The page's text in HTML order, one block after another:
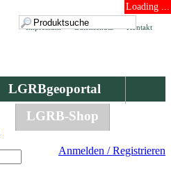
Loading ...
Kontakt
Datenschutz
Impressum
LGRBgeoportal
LGRB-Shop
Anmelden / Registrieren